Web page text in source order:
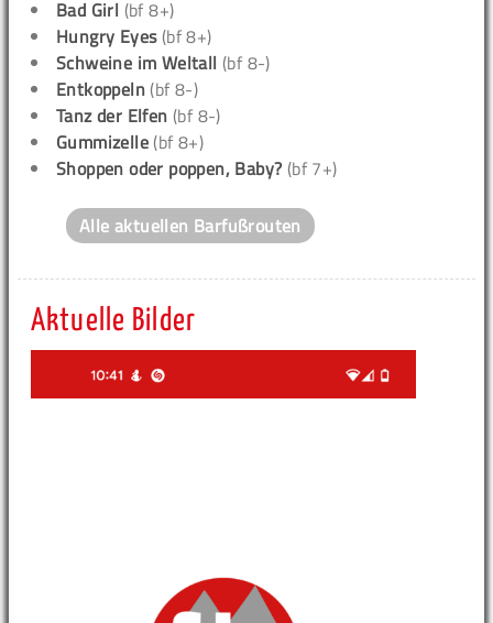
Bad Girl (bf 8+)
Hungry Eyes(bf 8+)
Schweine im Weltall (bf 8-)
Entkoppeln (bf 8-)
Tanz der Elfen (bf 8-)
Gummizelle (bf 8+)
Shoppen oder poppen, Baby? (bf 7+)
Alle aktuellen Barfußrouten
Aktuelle Bilder